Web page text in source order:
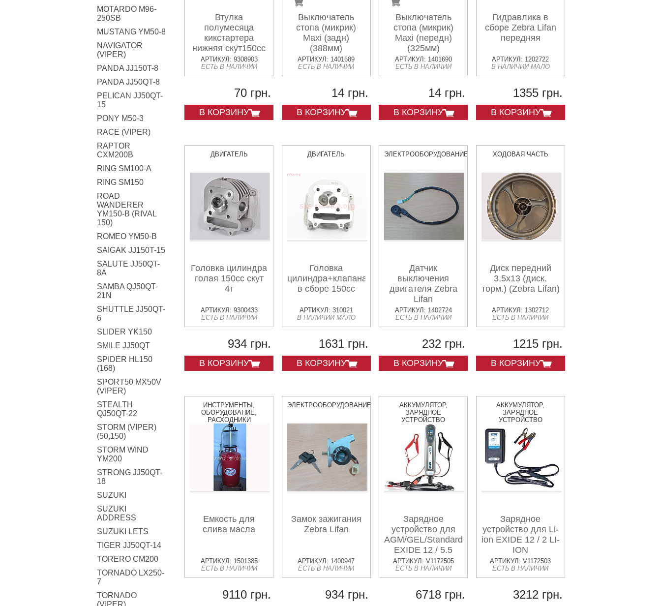
MOTARDO M96-
250SB
MUSTANG YM50-8
NAVIGATOR
(VIPER)
PANDA JJ150T-8
PANDA JJ50QT-8
PELICAN JJ50QT-
15
PONY M50-3
RACE (VIPER)
RAPTOR
CXM200B
RING SM100-A
RING SM150
ROAD
WANDERER
YM150-B (RIVAL
150)
ROMEO YM50-B
SAIGAK JJ150T-15
SALUTE JJ50QT-
8A
SAMBA QJ50QT-
21N
SHUTTLE JJ50QT-
6
SLIDER YK150
SMILE JJ50QT
SPIDER HL150
(168)
SPORT50 MX50V
(VIPER)
STEALTH
QJ50QT-22
STORM (VIPER)
(50,150)
STORM WIND
YM200
STRONG JJ50QT-
18
SUZUKI
SUZUKI
ADDRESS
SUZUKI LETS
TIGER JJ50QT-14
TORERO CM200
TORNADO LX250-
7
TORNADO
(VIPER)
Втулка
полумесяца
кикстартера
нижняя скут150сс
АРТИКУЛ: 9308903
ЕСТЬ В НАЛИЧИИ
70 грн.
В КОРЗИНУ
Выключатель
стопа (микрик)
Maxi (задн)
(388мм)
АРТИКУЛ: 1401689
ЕСТЬ В НАЛИЧИИ
14 грн.
В КОРЗИНУ
Выключатель
стопа (микрик)
Maxi (передн)
(325мм)
АРТИКУЛ: 1401690
ЕСТЬ В НАЛИЧИИ
14 грн.
В КОРЗИНУ
Гидравлика в
сборе Zebra Lifan
передняя
АРТИКУЛ: 1202722
В НАЛИЧИИ МАЛО
1355 грн.
В КОРЗИНУ
ДВИГАТЕЛЬ
Головка цилиндра
голая 150сс скут
4т
АРТИКУЛ: 9300433
ЕСТЬ В НАЛИЧИИ
934 грн.
В КОРЗИНУ
ДВИГАТЕЛЬ
Головка
цилиндра+клапана+пастель
в сборе 150cc
АРТИКУЛ: 310021
В НАЛИЧИИ МАЛО
1631 грн.
В КОРЗИНУ
ЭЛЕКТРООБОРУДОВАНИЕ
Датчик
выключения
двигателя Zebra
Lifan
АРТИКУЛ: 1402724
ЕСТЬ В НАЛИЧИИ
232 грн.
В КОРЗИНУ
ХОДОВАЯ ЧАСТЬ
Диск передний
3,5x13 (диск.
торм.) (Zebra Lifan)
АРТИКУЛ: 1302712
ЕСТЬ В НАЛИЧИИ
1215 грн.
В КОРЗИНУ
ИНСТРУМЕНТЫ,
ОБОРУДОВАНИЕ,
РАСХОДНИКИ
Емкость для
слива масла
АРТИКУЛ: 1501385
ЕСТЬ В НАЛИЧИИ
9110 грн.
ЭЛЕКТРООБОРУДОВАНИЕ
Замок зажигания
Zebra Lifan
АРТИКУЛ: 1400947
ЕСТЬ В НАЛИЧИИ
934 грн.
АККУМУЛЯТОР,
ЗАРЯДНОЕ
УСТРОЙСТВО
Зарядное
устройство для
AGM/GEL/Standard
EXIDE 12 / 5.5
АРТИКУЛ: V1172505
ЕСТЬ В НАЛИЧИИ
6718 грн.
АККУМУЛЯТОР,
ЗАРЯДНОЕ
УСТРОЙСТВО
Зарядное
устройство для Li-
ion EXIDE 12 / 2 LI-
ION
АРТИКУЛ: V1172503
ЕСТЬ В НАЛИЧИИ
3212 грн.